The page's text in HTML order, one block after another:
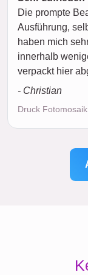
Die prompte
Ausführung,
haben mich
innerhalb
verpackt hier
- Christian
Druck